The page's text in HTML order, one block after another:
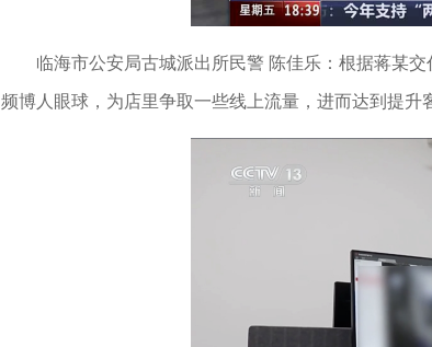
临海市公安局古城派出所民警 陈佳乐：根据蒋某
频博人眼球，为店里争取一些线上流量，进而达到提升